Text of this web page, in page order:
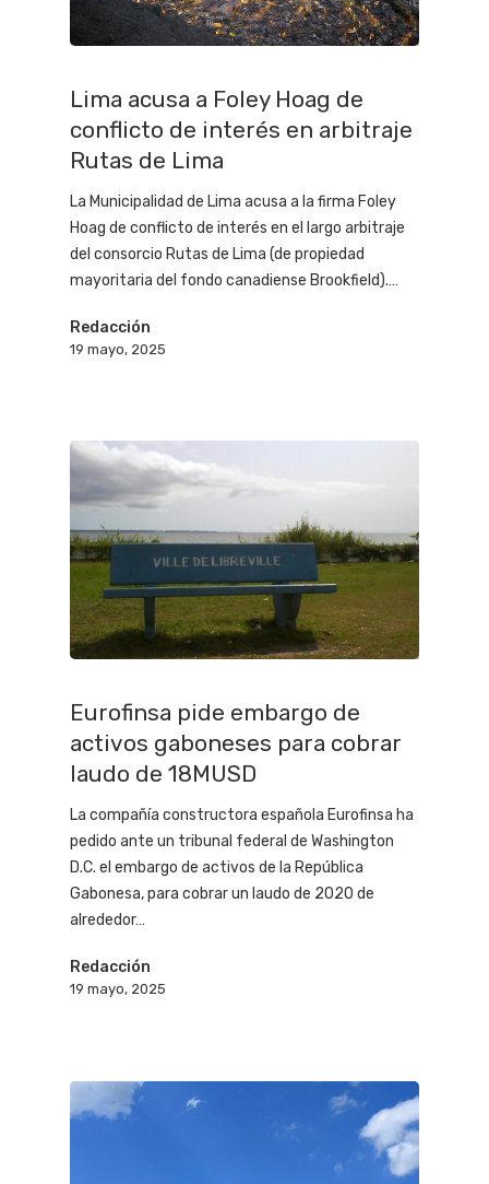
Lima acusa a Foley Hoag de
conflicto de interés en arbitraje
Rutas de Lima
La Municipalidad de Lima acusa a la firma Foley
Hoag de conflicto de interés en el largo arbitraje
del consorcio Rutas de Lima (de propiedad
mayoritaria del fondo canadiense Brookfield).…
Redacción
19 mayo, 2025
Eurofinsa pide embargo de
activos gaboneses para cobrar
laudo de 18MUSD
La compañía constructora española Eurofinsa ha
pedido ante un tribunal federal de Washington
D.C. el embargo de activos de la República
Gabonesa, para cobrar un laudo de 2020 de
alrededor…
Redacción
19 mayo, 2025